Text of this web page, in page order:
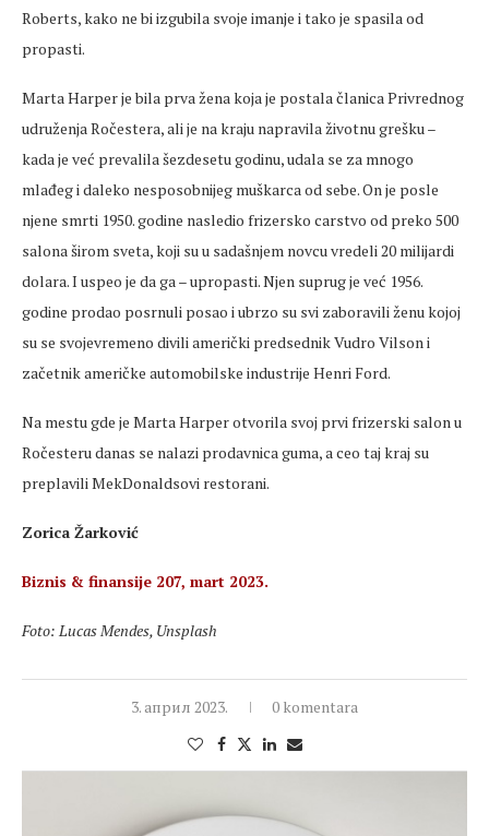
Roberts, kako ne bi izgubila svoje imanje i tako je spasila od
propasti.
Marta Harper je bila prva žena koja je postala članica Privrednog
udruženja Ročestera, ali je na kraju napravila životnu grešku –
kada je već prevalila šezdesetu godinu, udala se za mnogo
mlađeg i daleko nesposobnijeg muškarca od sebe. On je posle
njene smrti 1950. godine nasledio frizersko carstvo od preko 500
salona širom sveta, koji su u sadašnjem novcu vredeli 20 milijardi
dolara. I uspeo je da ga – upropasti. Njen suprug je već 1956.
godine prodao posrnuli posao i ubrzo su svi zaboravili ženu kojoj
su se svojevremeno divili američki predsednik Vudro Vilson i
začetnik američke automobilske industrije Henri Ford.
Na mestu gde je Marta Harper otvorila svoj prvi frizerski salon u
Ročesteru danas se nalazi prodavnica guma, a ceo taj kraj su
preplavili MekDonaldsovi restorani.
Zorica Žarković
Biznis & finansije 207, mart 2023.
Foto: Lucas Mendes, Unsplash
3. април 2023. 0 komentara